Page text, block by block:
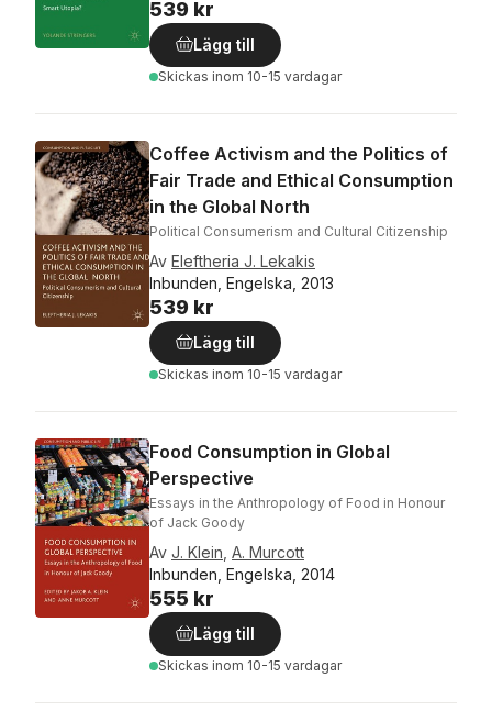
539 kr
Lägg till
Skickas inom 10-15 vardagar
Coffee Activism and the Politics of
Fair Trade and Ethical Consumption
in the Global North
Political Consumerism and Cultural Citizenship
Av Eleftheria J. Lekakis
Inbunden, Engelska, 2013
539 kr
Lägg till
Skickas inom 10-15 vardagar
Food Consumption in Global
Perspective
Essays in the Anthropology of Food in Honour
of Jack Goody
Av J. Klein A. Murcott
Inbunden, Engelska, 2014
555 kr
Lägg till
Skickas inom 10-15 vardagar